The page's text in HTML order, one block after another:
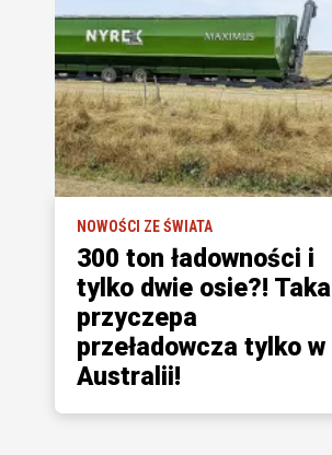
NOWOŚCI ZE ŚWIATA
300 ton ładowności i
tylko dwie osie?! Taka
przyczepa
przeładowcza tylko w
Australii!